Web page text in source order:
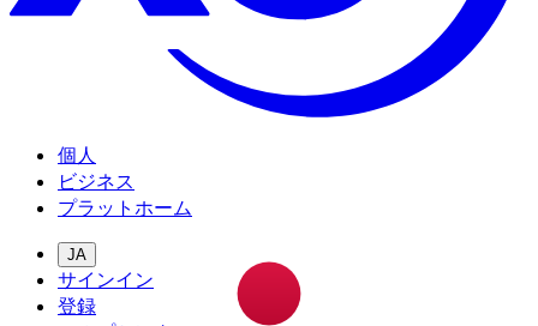
個人
ビジネス
プラットホーム
JA
サインイン
登録